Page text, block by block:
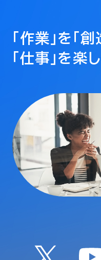
「作業」を「創
「仕事」を楽